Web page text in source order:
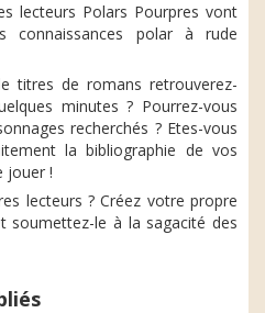
lecteurs Polars Pourpres vont
connaissances polar à rude
titres de romans retrouverez-
minutes ? Pourrez-vous
recherchés ? Etes-vous
la bibliographie de vos
jouer !
lecteurs ? Créez votre propre
soumettez-le à la sagacité des